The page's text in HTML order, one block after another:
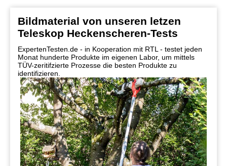
Bildmaterial von unseren letzen
Teleskop Heckenscheren-Tests
ExpertenTesten.de - in Kooperation mit RTL - testet jeden
Monat hunderte Produkte im eigenen Labor, um mittels
TÜV-zeritifzierte Prozesse die besten Produkte zu
identifizieren.